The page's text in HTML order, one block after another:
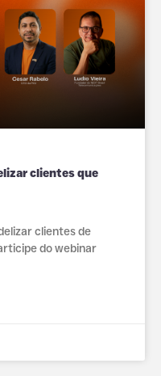
clientes que
clientes de
do webinar